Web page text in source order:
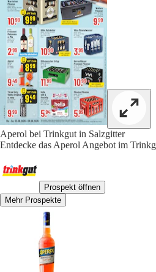
Aperol bei Trinkgut in Salzgitter
Entdecke das Aperol Angebot im
Prospekt öffnen
Mehr Prospekte